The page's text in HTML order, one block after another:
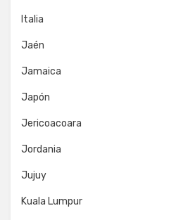
Italia
Jaén
Jamaica
Japón
Jericoacoara
Jordania
Jujuy
Kuala Lumpur